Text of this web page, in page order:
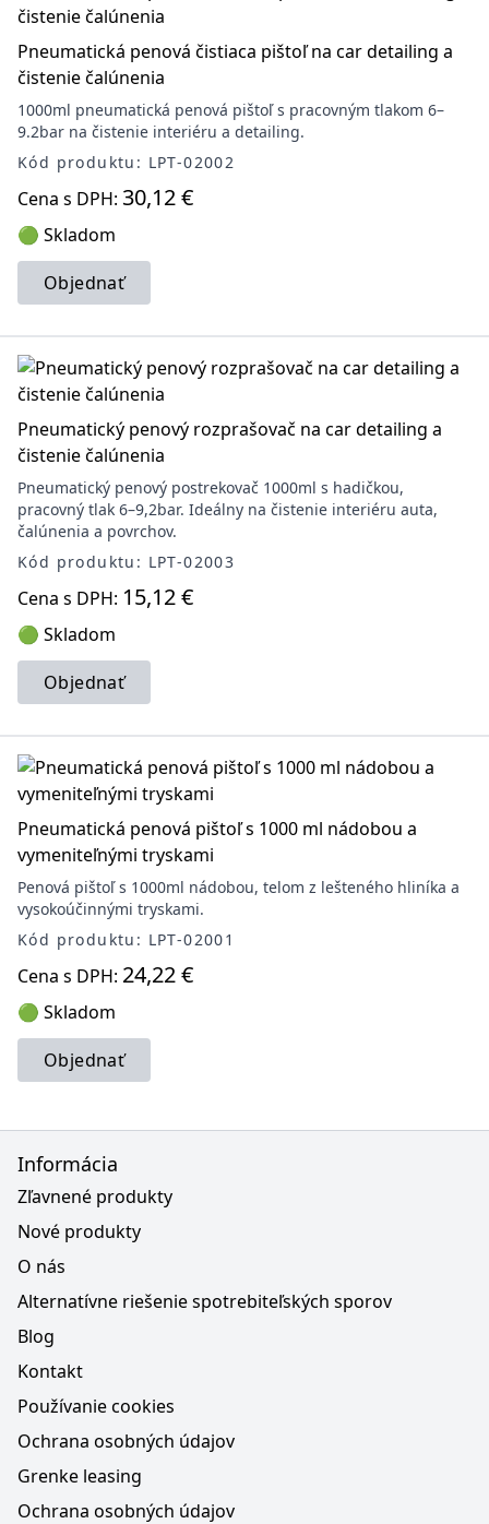
Pneumatická penová čistiaca pištoľ na car detailing a
čistenie čalúnenia
1000ml pneumatická penová pištoľ s pracovným tlakom 6–
9.2bar na čistenie interiéru a detailing.
Kód produktu: LPT-02002
Cena s DPH: 30,12 €
🟢 Skladom
Objednať
Pneumatický penový rozprašovač na car detailing a
čistenie čalúnenia
Pneumatický penový postrekovač 1000ml s hadičkou,
pracovný tlak 6–9,2bar. Ideálny na čistenie interiéru auta,
čalúnenia a povrchov.
Kód produktu: LPT-02003
Cena s DPH: 15,12 €
🟢 Skladom
Objednať
Pneumatická penová pištoľ s 1000 ml nádobou a
vymeniteľnými tryskami
Penová pištoľ s 1000ml nádobou, telom z lešteného hliníka a
vysokoúčinnými tryskami.
Kód produktu: LPT-02001
Cena s DPH: 24,22 €
🟢 Skladom
Objednať
Informácia
Zľavnené produkty
Nové produkty
O nás
Alternatívne riešenie spotrebiteľských sporov
Blog
Kontakt
Používanie cookies
Ochrana osobných údajov
Grenke leasing
Ochrana osobných údajov